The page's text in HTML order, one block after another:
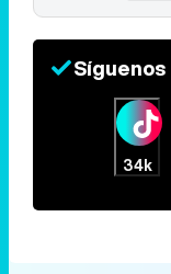
Síguenos
34k